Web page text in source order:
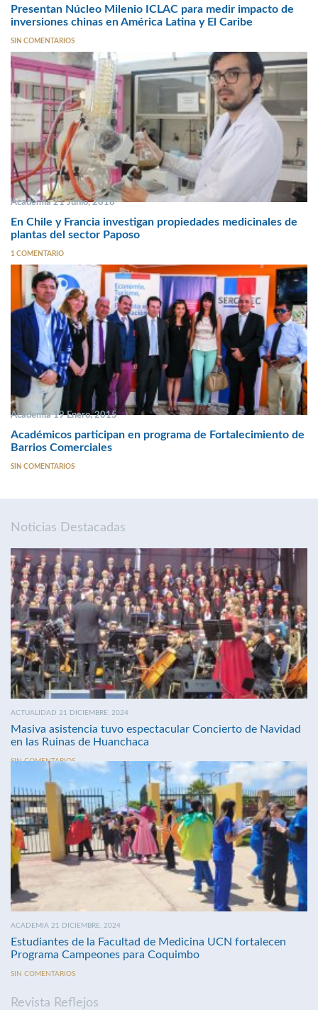
Presentan Núcleo Milenio ICLAC para medir impacto de
inversiones chinas en América Latina y El Caribe
SIN COMENTARIOS
Academia 21 Junio, 2018
En Chile y Francia investigan propiedades medicinales de
plantas del sector Paposo
1 COMENTARIO
Academia 19 Enero, 2015
Académicos participan en programa de Fortalecimiento de
Barrios Comerciales
SIN COMENTARIOS
Noticias Destacadas
ACTUALIDAD 21 DICIEMBRE, 2024
Masiva asistencia tuvo espectacular Concierto de Navidad
en las Ruinas de Huanchaca
SIN COMENTARIOS
ACADEMIA 21 DICIEMBRE, 2024
Estudiantes de la Facultad de Medicina UCN fortalecen
Programa Campeones para Coquimbo
SIN COMENTARIOS
Revista Reflejos